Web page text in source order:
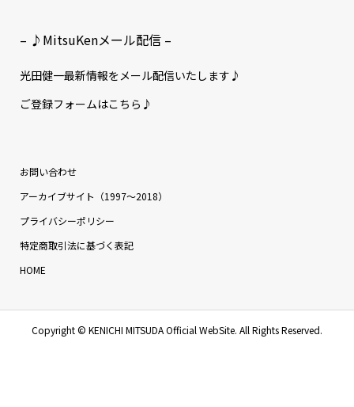
– ♪MitsuKenメール配信 –
光田健一最新情報をメール配信いたします♪
ご登録フォームはこちら♪
お問い合わせ
アーカイブサイト（1997〜2018）
プライバシーポリシー
特定商取引法に基づく表記
HOME
Copyright © KENICHI MITSUDA Official WebSite. All Rights Reserved.